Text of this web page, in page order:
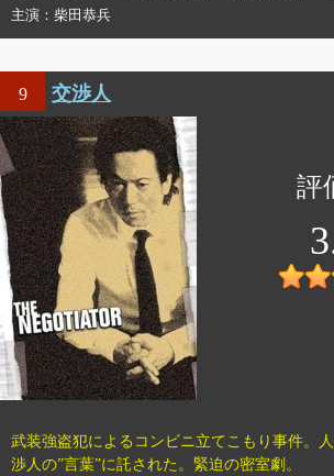
主演
柴田恭兵
9 交渉人
武装強盗犯によるコンビニ立てこもり事件。
渉人の”言葉”に託された。緊迫の密室劇。